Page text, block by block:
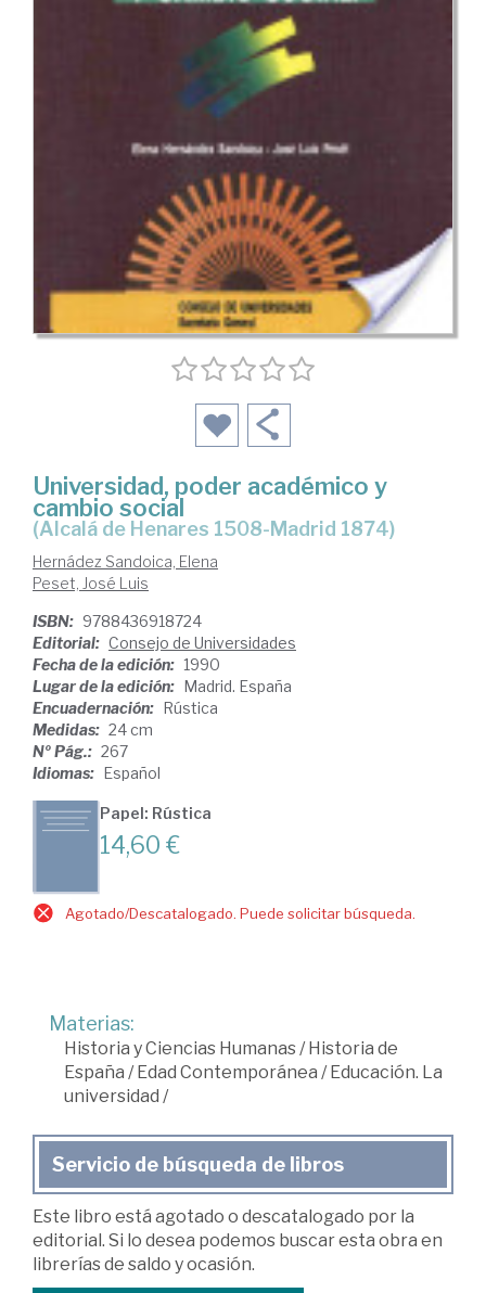
Universidad, poder académico y
cambio social
(Alcalá de Henares 1508-Madrid 1874)
Hernádez Sandoica, Elena
Peset, José Luis
ISBN: 9788436918724
Editorial: Consejo de Universidades
Fecha de la edición: 1990
Lugar de la edición: Madrid. España
Encuadernación: Rústica
Medidas: 24 cm
Nº Pág.: 267
Idiomas: Español
Papel: Rústica
14,60 €
Agotado/Descatalogado. Puede solicitar búsqueda.
Materias:
Historia y Ciencias Humanas/Historia de
España /Edad Contemporánea /Educación. La
universidad /
Servicio de búsqueda de libros
Este libro está agotado o descatalogado por la
editorial. Si lo desea podemos buscar esta obra en
librerías de saldo y ocasión.